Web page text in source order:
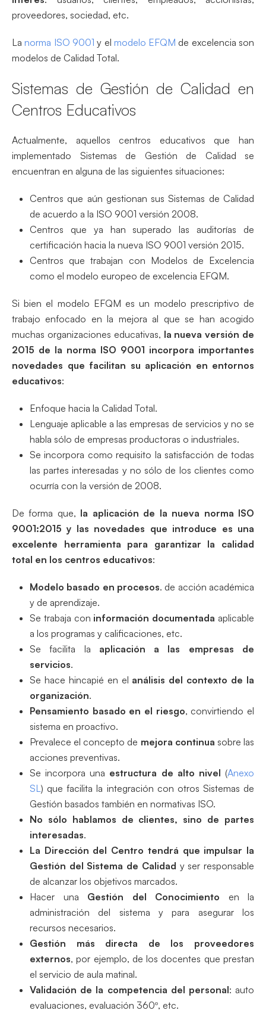
proveedores, sociedad, etc.
Lanorma ISO 9001 y el modelo EFQM de excelencia son
modelos de Calidad Total.
Sistemas de Gestión de Calidad en
Centros Educativos
Actualmente, aquellos centros educativos que han
implementado Sistemas de Gestión de Calidad se
encuentran en alguna de las siguientes situaciones:
Centros que aún gestionan sus Sistemas de Calidad
de acuerdo a la ISO 9001 versión 2008.
Centros que ya han superado las auditorías de
certificación hacia la nueva ISO 9001 versión 2015.
Centros que trabajan con Modelos de Excelencia
como el modelo europeo de excelencia EFQM.
Si bien el modelo EFQM es un modelo prescriptivo de
trabajo enfocado en la mejora al que se han acogido
muchas organizaciones educativas, la nueva versión de
2015 de la norma ISO 9001 incorpora importantes
novedades que facilitan su aplicación en entornos
educativos:
Enfoque hacia la Calidad Total.
Lenguaje aplicable a las empresas de servicios y no se
habla sólo de empresas productoras o industriales.
Se incorpora como requisito la satisfacción de todas
las partes interesadas y no sólo de los clientes como
ocurría con la versión de 2008.
De forma que, la aplicación de la nueva norma ISO
9001:2015 y las novedades que introduce es una
excelente herramienta para garantizar la calidad
total en los centros educativos:
Modelo basado en procesos. de acción académica
y de aprendizaje.
Se trabaja con información documentada aplicable
a los programas y calificaciones, etc.
Se facilita la aplicación a las empresas de
servicios.
Se hace hincapié en el análisis del contexto de la
organización.
Pensamiento basado en el riesgo, convirtiendo el
sistema en proactivo.
Prevalece el concepto de mejora continua sobre las
acciones preventivas.
Se incorpora una estructura de alto nivel (Anexo
SL ) que facilita la integración con otros Sistemas de
Gestión basados también en normativas ISO.
No sólo hablamos de clientes, sino de partes
interesadas.
La Dirección del Centro tendrá que impulsar la
Gestión del Sistema de Calidad y ser responsable
de alcanzar los objetivos marcados.
Hacer una Gestión del Conocimiento en la
administración del sistema y para asegurar los
recursos necesarios.
Gestión más directa de los proveedores
externos, por ejemplo, de los docentes que prestan
el servicio de aula matinal.
Validación de la competencia del personal: auto
evaluaciones, evaluación 360º, etc.